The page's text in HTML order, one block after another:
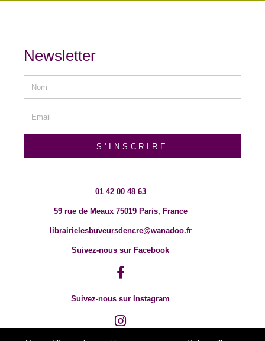
Newsletter
S'INSCRIRE
01 42 00 48 63
59 rue de Meaux 75019 Paris, France
librairielesbuveursdencre@wanadoo.fr
Suivez-nous sur Facebook
Suivez-nous sur Instagram